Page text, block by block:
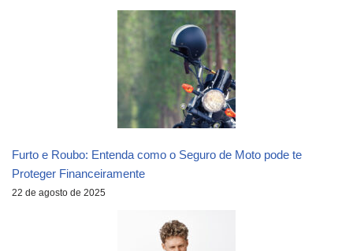
Furto e Roubo: Entenda como o Seguro de Moto pode te
Proteger Financeiramente
22 de agosto de 2025